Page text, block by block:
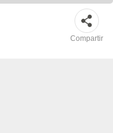
Compartir